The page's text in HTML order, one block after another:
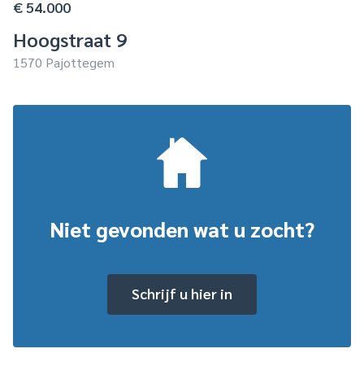
€ 54.000
Hoogstraat 9
1570 Pajottegem
Niet gevonden wat u zocht?
Schrijf u hier in